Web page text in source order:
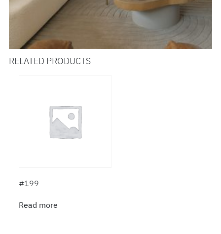
RELATED PRODUCTS
#199
Read more